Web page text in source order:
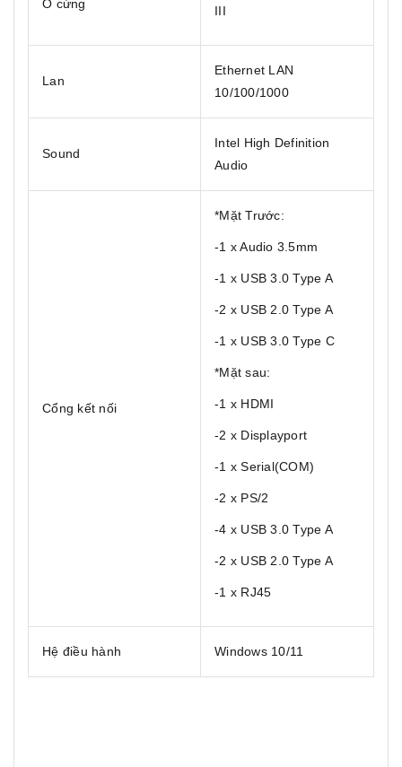
Ổ cứng III
Lan
Ethernet LAN
10/100/1000
Sound
Intel High Definition
Audio
Cổng kết nối
*Mặt Trước:
-1 x Audio 3.5mm
-1 x USB 3.0 Type A
-2 x USB 2.0 Type A
-1 x USB 3.0 Type C
*Mặt sau:
-1 x HDMI
-2 x Displayport
-1 x Serial(COM)
-2 x PS/2
-4 x USB 3.0 Type A
-2 x USB 2.0 Type A
-1 x RJ45
Hệ điều hành Windows 10/11